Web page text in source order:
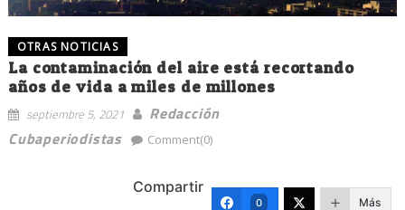
OTRAS NOTICIAS
La contaminación del aire está recortando
años de vida a miles de millones
septiembre 5, 2021
Redacción
Cubaperiodistas
Comment(0)
Compartir
0 Más